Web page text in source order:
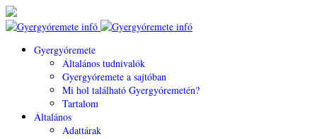
Gyergyóremete
Általános tudnivalók
Gyergyóremete a sajtóban
Mi hol található Gyergyóremetén?
Tartalom
Általános
Adattárak